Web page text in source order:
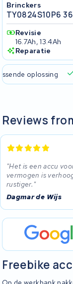
Brinckers
TY0824S10P6
Revisie
16.7Ah, 13.4Ah
Reparatie
oplossing
Reviews
Het is een accu
vermogen is
rustiger.
Dagmar de Wijs
Freebike